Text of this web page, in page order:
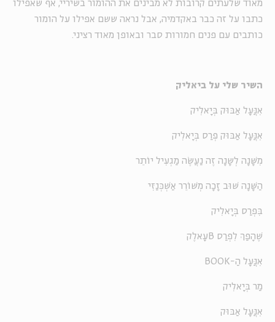
מאוד שלעתים קרובות לא מבינים את ההומור בשיריי, אף שאפילו
כתבו על זה כבר באקדמיה, אבל נראה ששם אפילו על הומור
כותבים עם פנים חמורות סבר ובאופן מאוד רציני.
השיר שלי על ביאליק
אִנֲּעָל אַבּוּק בְּיָאלִיק
אִנֲּעָל אַבּוּק פְּרַס בְּיָאלִיק
מִשָּׁנָה לְשָנָה זֶה נַעֲשֶׂה מַגְעִיל יוֹתֵר
הַשָּׁנָה שׁוּב זָכָה מְשׁוֹרֵר אַשְׁכְּנַזִּי
בִּפְרַס בְּיָאלִיק
שֶׁהָפַךְ לִפְרַס Bעָאלֶק
אִנֲּעָל הַ-BOOK
מַר בְּיָאלִיק
אִנֲּעָל אַבּוּק